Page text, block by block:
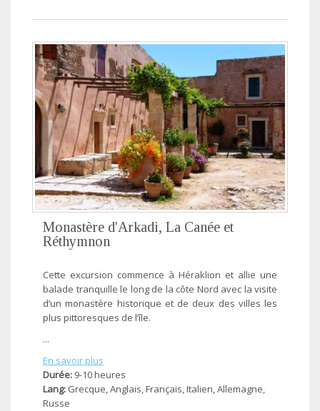
Monastère d'Arkadi, La Canée et
Réthymnon
Cette excursion commence à Héraklion et allie une
balade tranquille le long de la côte Nord avec la visite
d’un monastère historique et de deux des villes les
plus pittoresques de l’île.
...
En savoir plus
Durée: 9-10 heures
Lang: Grecque, Anglais, Français, Ιtalien, Allemagne,
Russe